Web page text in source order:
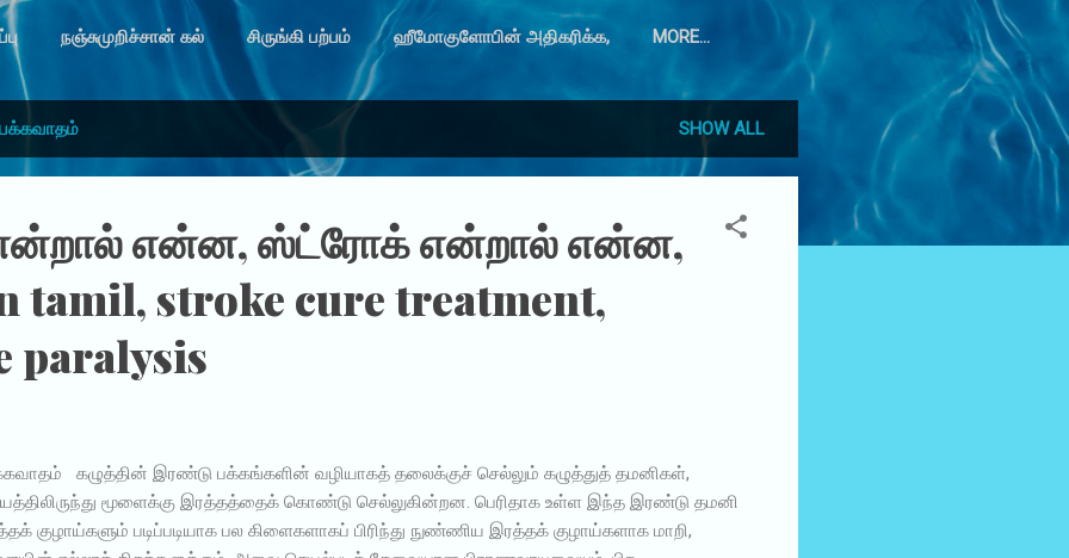
நஞ்சுமுறிச்சான் கல் சிருங்கி பற்பம் ஹீமோகுளோபின் அதிகரிக்க, MORE…
பக்கவாதம் SHOW ALL
என்ன, ஸ்ட்ரோக் என்றால் என்ன,
tamil, stroke cure treatment,
paralysis
கழுத்தின் இரண்டு பக்கங்களின் வழியாகத் தலைக்குச் செல்லும் கழுத்துத் தமனிகள்,
மூளைக்கு இரத்தத்தைக் கொண்டு செல்லுகின்றன. பெரிதாக உள்ள இந்த இரண்டு தமனி
குழாய்களும் படிப்படியாக பல கிளைகளாகப் பிரிந்து நுண்ணிய இரத்தக் குழாய்களாக மாறி,